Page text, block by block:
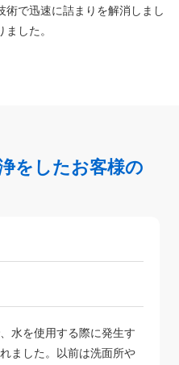
術で迅速に詰まりを解消しまし
した。
をしたお客様の
水を使用する際に発生す
ました。以前は洗面所や